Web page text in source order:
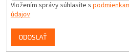
Vložením správy súhlasíte s
údajov
ODOSLAŤ